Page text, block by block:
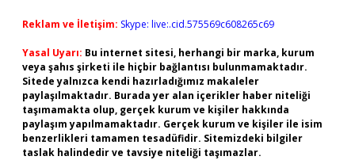
Reklam ve İletişim: Skype: live:.cid.575569c608265c69
Yasal Uyarı: Bu internet sitesi, herhangi bir marka, kurum
veya şahıs şirketi ile hiçbir bağlantısı bulunmamaktadır.
Sitede yalnızca kendi hazırladığımız makaleler
paylaşılmaktadır. Burada yer alan içerikler haber niteliği
taşımamakta olup, gerçek kurum ve kişiler hakkında
paylaşım yapılmamaktadır. Gerçek kurum ve kişiler ile isim
benzerlikleri tamamen tesadüfidir. Sitemizdeki bilgiler
taslak halindedir ve tavsiye niteliği taşımazlar.